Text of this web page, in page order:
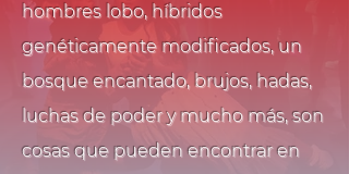
hombres lobo, híbridos
genéticamente modificados, un
bosque encantado, brujos, hadas,
luchas de poder y mucho más, son
cosas que pueden encontrar en